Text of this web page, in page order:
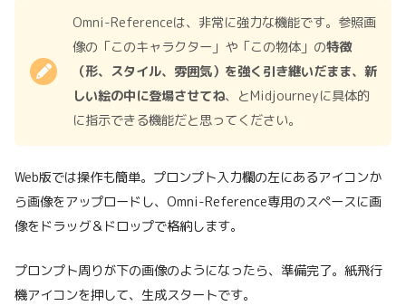
Omni-Referenceは、非常に強力な機能です。参照画
像の「このキャラクター」や「この物体」の特徴
（形、スタイル、雰囲気）を強く引き継いだまま、新
しい絵の中に登場させてね、とMidjourneyに具体的
に指示できる機能だと思ってください。
Web版では操作も簡単。プロンプト入力欄の左にあるアイコンか
ら画像をアップロードし、Omni-Reference専用のスペースに画
像をドラッグ＆ドロップで格納します。
プロンプト周りが下の画像のようになったら、準備完了。紙飛行
機アイコンを押して、生成スタートです。